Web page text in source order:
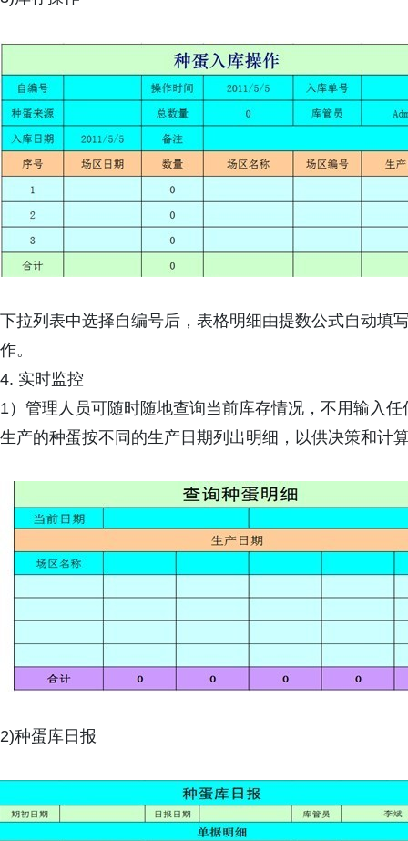
下拉列表中选择自编号后，表格明细由提数公式自动填
作。
4. 实时监控
1）管理人员可随时随地查询当前库存情况，不用输入
生产的种蛋按不同的生产日期列出明细，以供决策和计
2)种蛋库日报